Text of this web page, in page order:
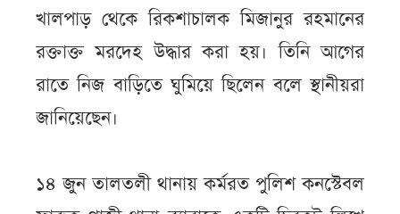
খালপাড় থেকে রিকশাচালক মিজানুর রহমানের
রক্তাক্ত মরদেহ উদ্ধার করা হয়। তিনি আগের
রাতে নিজ বাড়িতে ঘুমিয়ে ছিলেন বলে স্থানীয়রা
জানিয়েছেন।
১৪ জুন তালতলী থানায় কর্মরত পুলিশ কনস্টেবল